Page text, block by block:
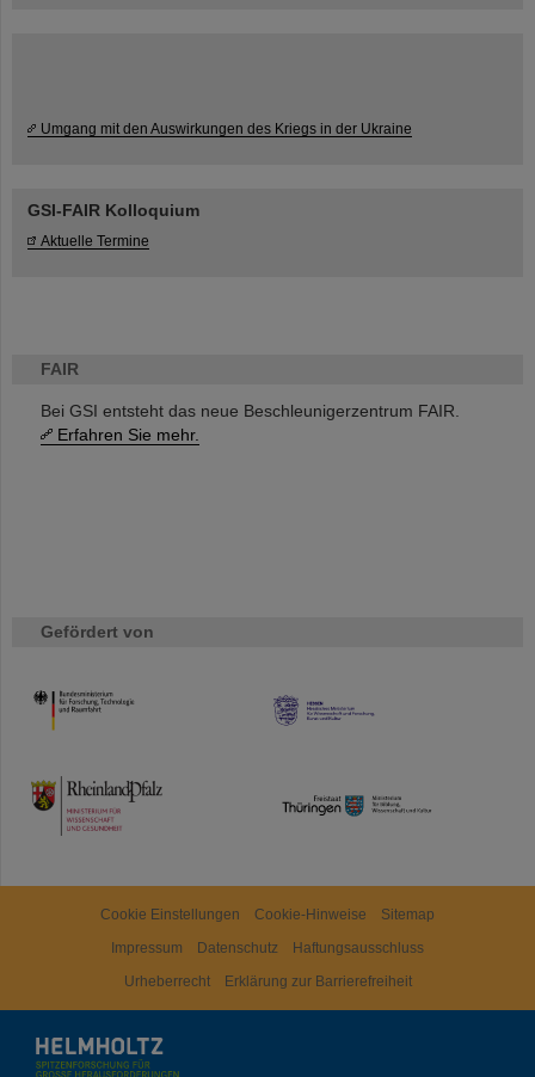
FAIR
Bei GSI entsteht das neue Beschleunigerzentrum FAIR.
Erfahren Sie mehr.
Gefördert von
HMWK
TMWWDG
Umgang mit den Auswirkungen des Kriegs in der Ukraine
GSI-FAIR Kolloquium
Aktuelle Termine
Cookie Einstellungen Cookie-Hinweise
Sitemap
Impressum
Datenschutz
Haftungsausschluss
Urheberrecht
Erklärung zur Barrierefreiheit